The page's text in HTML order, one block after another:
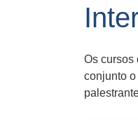
Os cursos
conjunto